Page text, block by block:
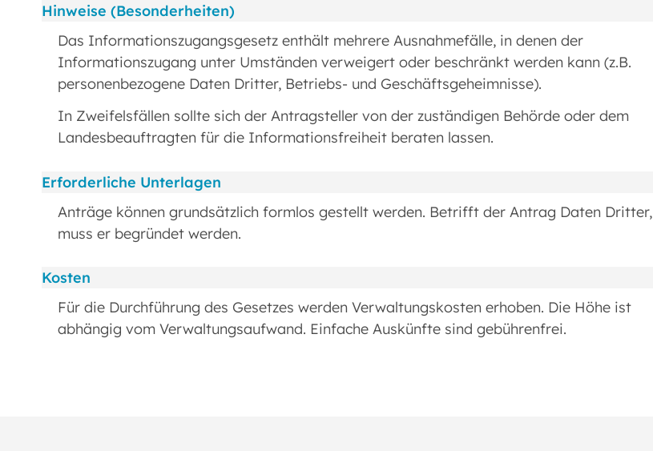
Hinweise (Besonderheiten)
Das Informationszugangsgesetz enthält mehrere Ausnahmefälle, in denen der
Informationszugang unter Umständen verweigert oder beschränkt werden kann (z.B.
personenbezogene Daten Dritter, Betriebs- und Geschäftsgeheimnisse).
In Zweifelsfällen sollte sich der Antragsteller von der zuständigen Behörde oder dem
Landesbeauftragten für die Informationsfreiheit beraten lassen.
Erforderliche Unterlagen
Anträge können grundsätzlich formlos gestellt werden. Betrifft der Antrag Daten Dritter,
muss er begründet werden.
Kosten
Für die Durchführung des Gesetzes werden Verwaltungskosten erhoben. Die Höhe ist
abhängig vom Verwaltungsaufwand. Einfache Auskünfte sind gebührenfrei.